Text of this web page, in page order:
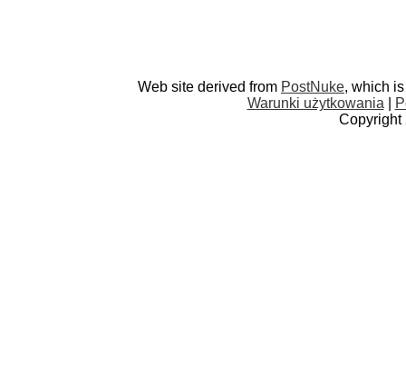
Web site derived from PostNuke, which
Warunki użytkowania
Copyright